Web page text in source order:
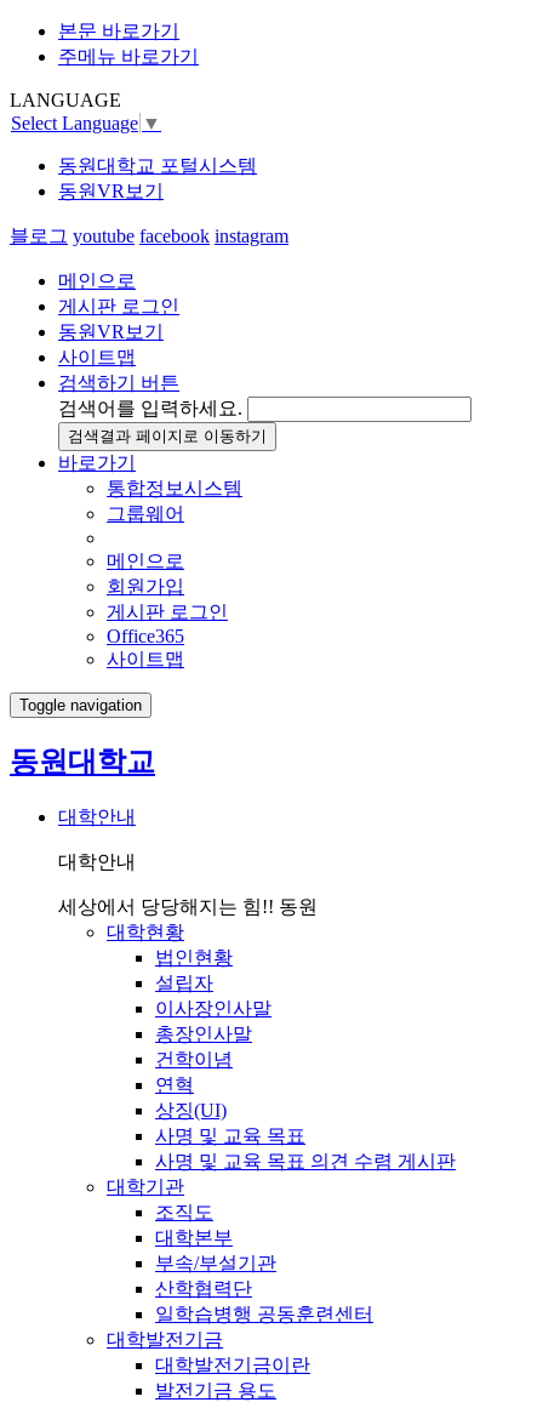
본문 바로가기
주메뉴 바로가기
LANGUAGE
Select Language ▼
동원대학교 포털시스템
동원VR보기
블로그 youtube facebook instagram
메인으로
게시판 로그인
동원VR보기
사이트맵
검색하기 버튼
검색어를 입력하세요.
검색결과 페이지로 이동하기
바로가기
통합정보시스템
그룹웨어
메인으로
회원가입
게시판 로그인
Office365
사이트맵
Toggle navigation
동원대학교
대학안내
대학안내
세상에서 당당해지는 힘!! 동원
대학현황
법인현황
설립자
이사장인사말
총장인사말
건학이념
연혁
상징(UI)
사명 및 교육 목표
사명 및 교육 목표 의견 수렴 게시판
대학기관
조직도
대학본부
부속/부설기관
산학협력단
일학습병행 공동훈련센터
대학발전기금
대학발전기금이란
발전기금 용도